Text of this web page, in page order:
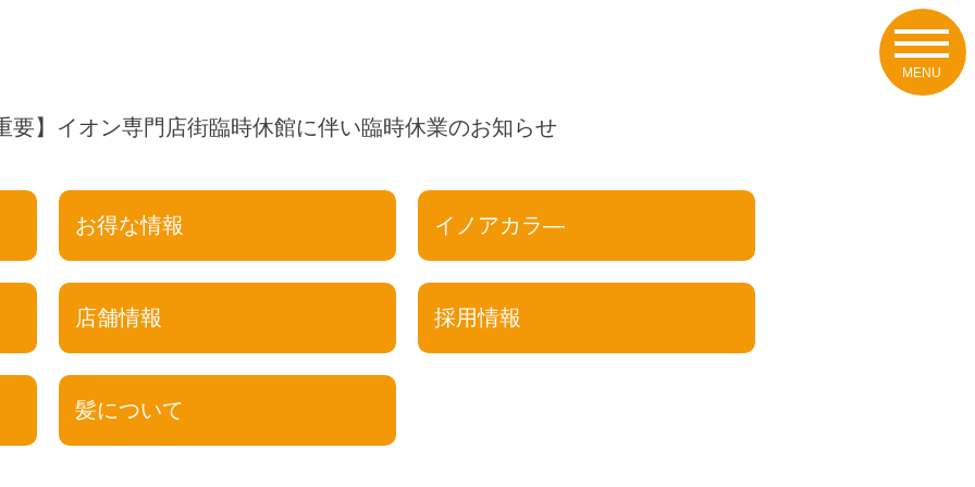
要】イオン専門店街臨時休館に伴い臨時休業のお知らせ
お得な情報 イノアカラ―
店舗情報 採用情報
髪について